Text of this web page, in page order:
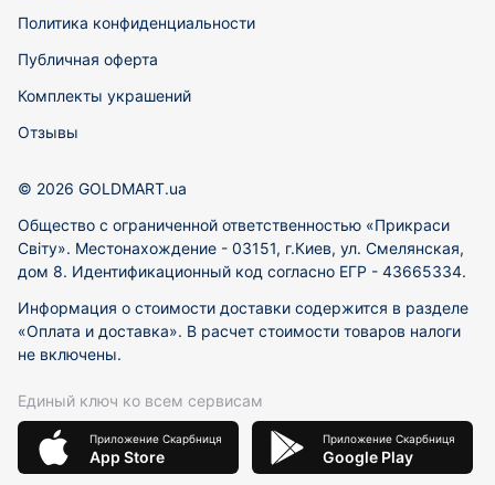
Политика конфиденциальности
Публичная оферта
Комплекты украшений
Отзывы
© 2026 GOLDMART.ua
Общество с ограниченной ответственностью «Прикраси
Світу». Местонахождение - 03151, г.Киев, ул. Смелянская,
дом 8. Идентификационный код согласно ЕГР - 43665334.
Информация о стоимости доставки содержится в разделе
«Оплата и доставка». В расчет стоимости товаров налоги
не включены.
Единый ключ ко всем сервисам
Приложение Скарбниця
App Store
Приложение Скарбниця
Google Play